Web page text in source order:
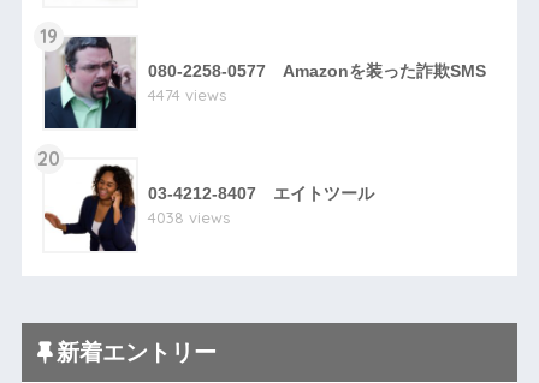
19
080-2258-0577 Amazonを装った詐欺SMS
4474 views
20
03-4212-8407 エイトツール
4038 views
新着エントリー